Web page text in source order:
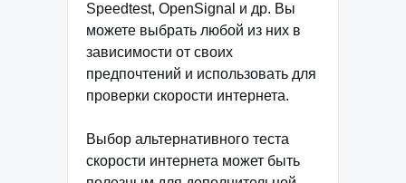
Speedtest, OpenSignal и др. Вы
можете выбрать любой из них в
зависимости от своих
предпочтений и использовать для
проверки скорости интернета.
Выбор альтернативного теста
скорости интернета может быть